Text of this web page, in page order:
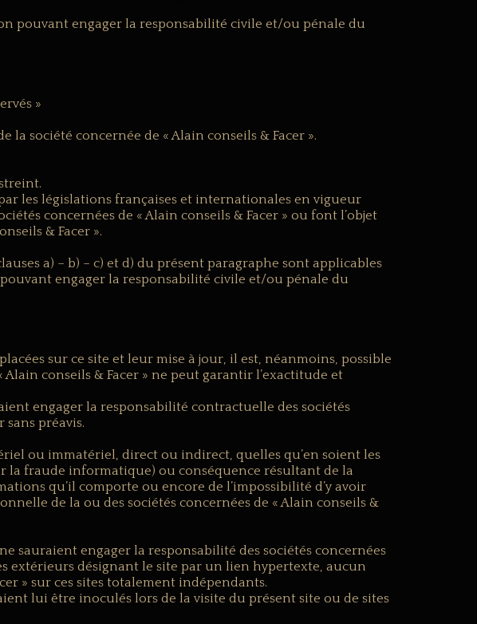
pouvant engager la responsabilité civile et/ou pénale du
»
société concernée de « Alain conseils & Facer ».
les législations françaises et internationales en vigueur
concernées de « Alain conseils & Facer » ou font l’objet
& Facer ».
a) – b) – c) et d) du présent paragraphe sont applicables
engager la responsabilité civile et/ou pénale du
sur ce site et leur mise à jour, il est, néanmoins, possible
conseils & Facer » ne peut garantir l’exactitude et
engager la responsabilité contractuelle des sociétés
sans préavis.
ou immatériel, direct ou indirect, quelles qu’en soient les
la fraude informatique) ou conséquence résultant de la
qu’il comporte ou encore de l’impossibilité d’y avoir
de la ou des sociétés concernées de « Alain conseils &
sauraient engager la responsabilité des sociétés concernées
extérieurs désignant le site par un lien hypertexte, aucun
» sur ces sites totalement indépendants.
lui être inoculés lors de la visite du présent site ou de sites